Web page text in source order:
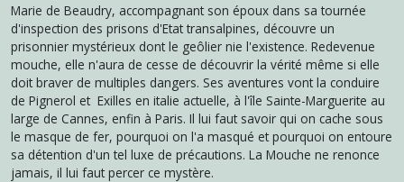
Marie de Beaudry, accompagnant son époux dans sa tournée
d'inspection des prisons d'Etat transalpines, découvre un
prisonnier mystérieux dont le geôlier nie l'existence. Redevenue
mouche, elle n'aura de cesse de découvrir la vérité même si elle
doit braver de multiples dangers. Ses aventures vont la conduire
de Pignerol et Exilles en italie actuelle, à l'île Sainte-Marguerite au
large de Cannes, enfin à Paris. Il lui faut savoir qui on cache sous
le masque de fer, pourquoi on l'a masqué et pourquoi on entoure
sa détention d'un tel luxe de précautions. La Mouche ne renonce
jamais, il lui faut percer ce mystère.